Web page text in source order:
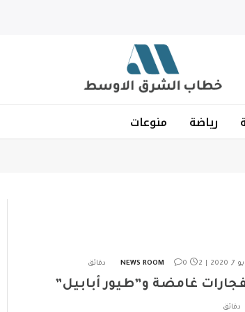
رياضة منوعات
2020
NEWS ROOM 0 2 دقائق
غامضة و”طيور أبابيل”